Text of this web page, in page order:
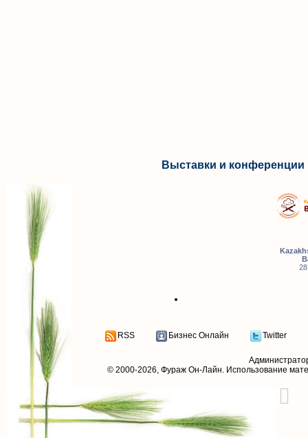
Выставки и конференции
RSS Бизнес Онлайн Twitter
© 2000-2026, Фураж Он-Лайн. Использование